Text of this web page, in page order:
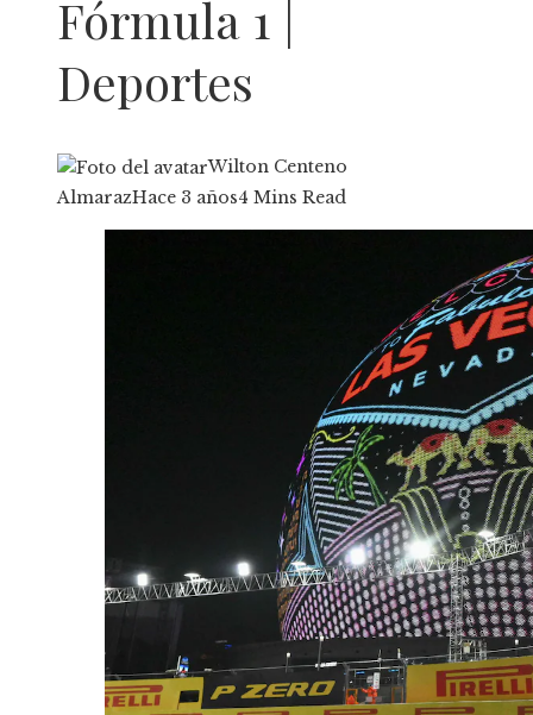
Fórmula 1 |
Deportes
Wilton Centeno
AlmarazHace 3 años4 Mins Read